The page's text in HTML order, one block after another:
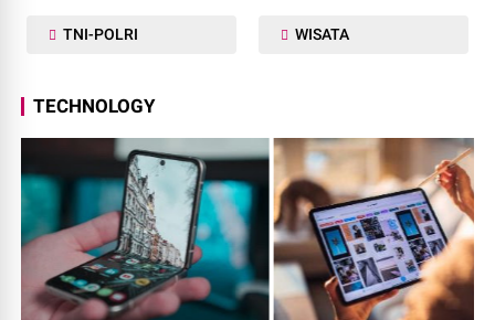
TNI-POLRI WISATA
TECHNOLOGY